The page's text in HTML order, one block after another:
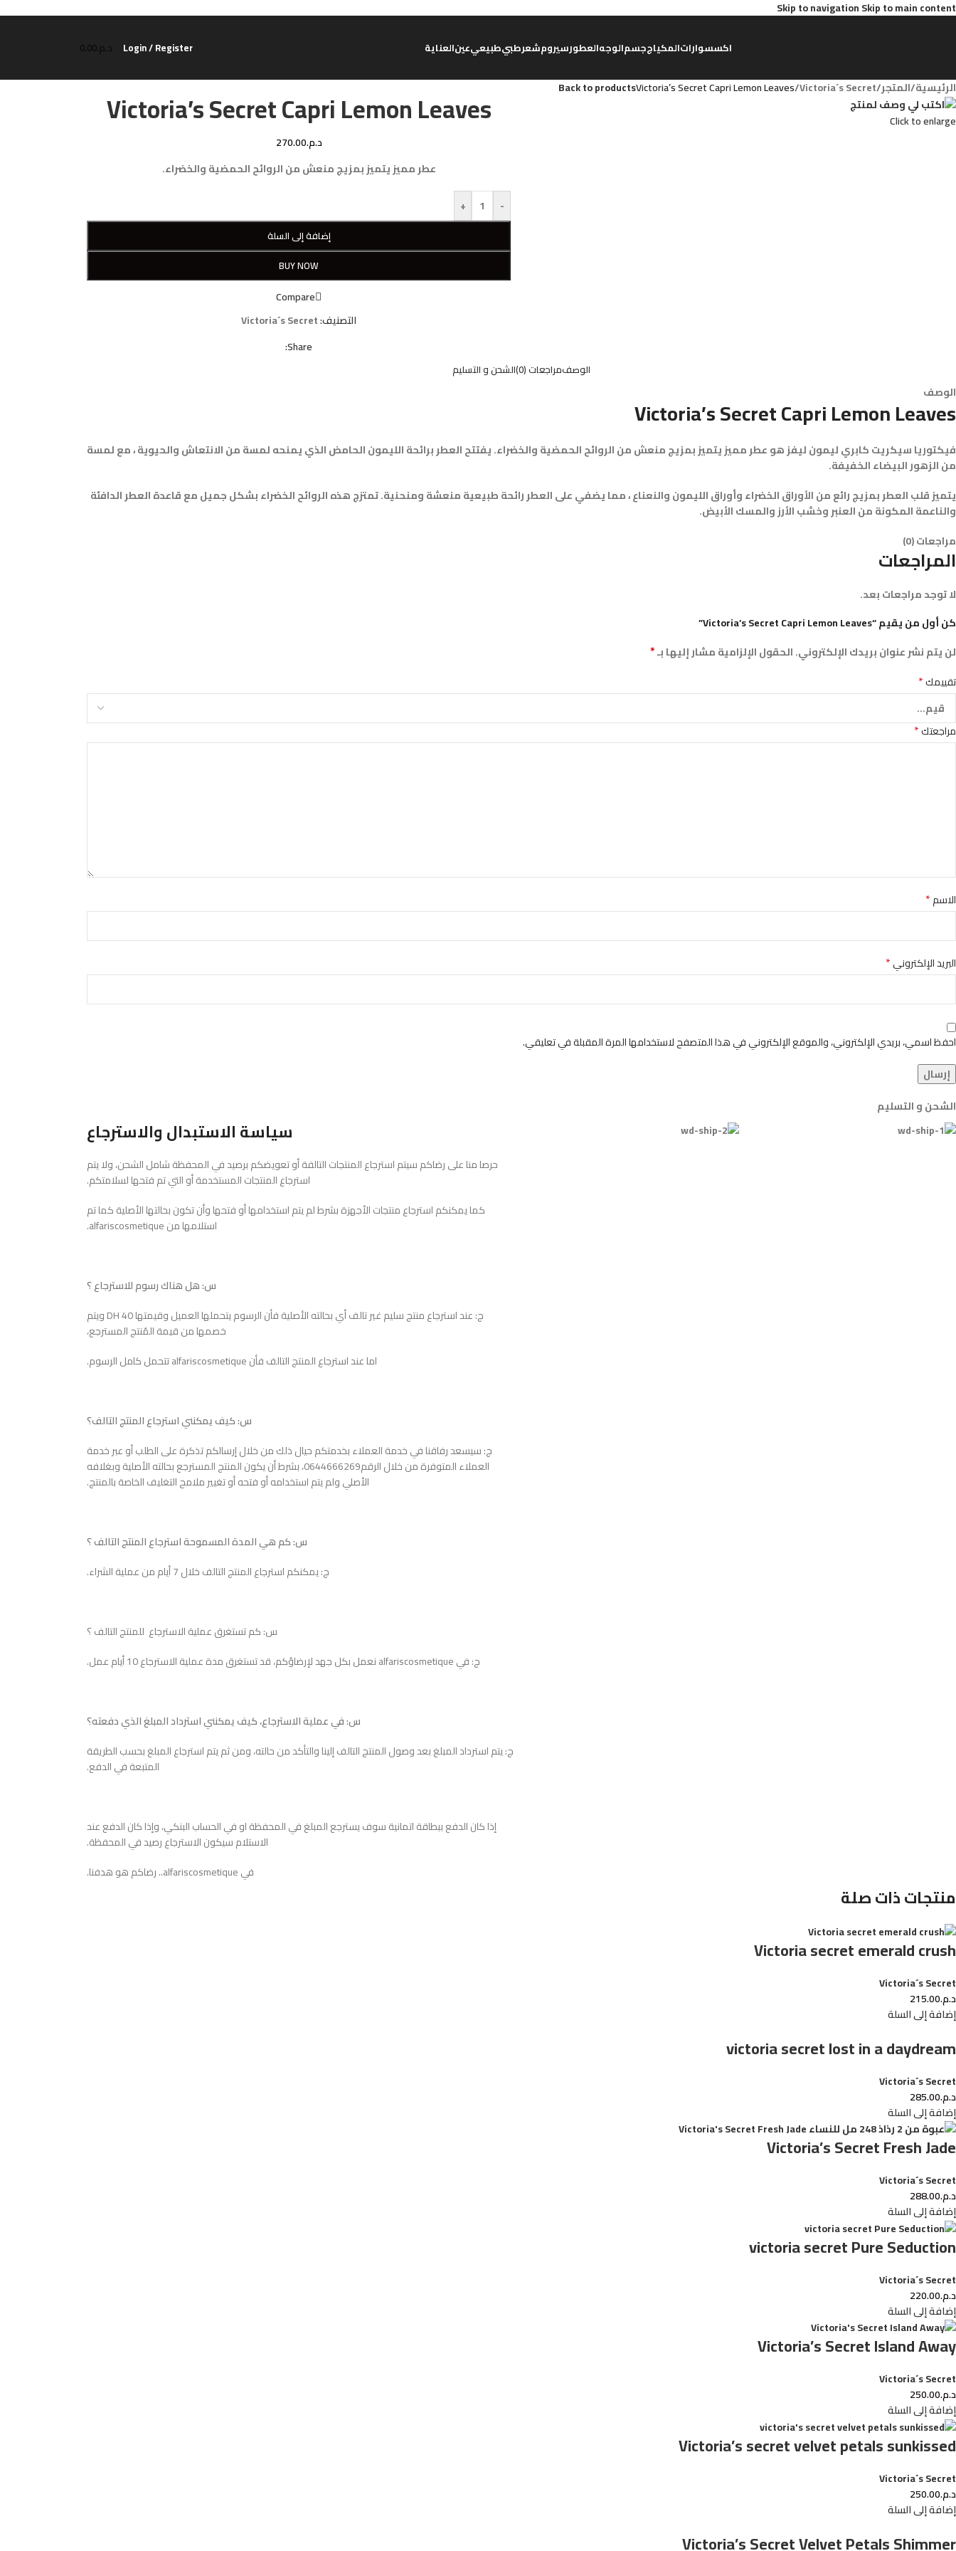
Skip to navigationSkip to main content
اكسسواراتالمكياججسمالوجهالعطورسيرومشعرطبيطبيعيعينالعناية Login / Register د.م.0.00
الرئيسية/المتجر/
Victoria´s Secret
/
Victoria’s Secret Capri Lemon Leaves
Back to products
Click to enlarge
Victoria’s Secret Capri Lemon Leaves
د.م.270.00
عطر مميز يتميز بمزيج منعش من الروائح الحمضية والخضراء.
-
+
إضافة إلى السلة
BUY NOW
Compare
التصنيف:Victoria´s Secret
Share:
الوصفمراجعات (0) الشحن و التسليم
الوصف
Victoria’s Secret Capri Lemon Leaves
فيكتوريا سيكريت كابري ليمون ليفز هو عطر مميز يتميز بمزيج منعش من الروائح الحمضية والخضراء. يفتتح العطر برائحة الليمون الحامض الذي يمنحه لمسة من الانتعاش والحيوية ، مع لمسة
من الزهور البيضاء الخفيفة.
يتميز قلب العطر بمزيج رائع من الأوراق الخضراء وأوراق الليمون والنعناع ، مما يضفي على العطر رائحة طبيعية منعشة ومنحنية. تمتزج هذه الروائح الخضراء بشكل جميل مع قاعدة العطر الدافئة
والناعمة المكونة من العنبر وخشب الأرز والمسك الأبيض.
مراجعات (0)
المراجعات
لا توجد مراجعات بعد.
كن أول من يقيم “Victoria’s Secret Capri Lemon Leaves”
لن يتم نشر عنوان بريدك الإلكتروني.الحقول الإلزامية مشار إليها بـ*
تقييمك*
مراجعتك*
الاسم*
البريد الإلكتروني*
احفظ اسمي، بريدي الإلكتروني، والموقع الإلكتروني في هذا المتصفح لاستخدامها المرة المقبلة في تعليقي.
الشحن و التسليم
سياسة الاستبدال والاسترجاع
حرصا منا على رضاكم سيتم استرجاع المنتجات التالفة أو تعويضكم برصيد في المحفظة شامل الشحن، ولا يتم
استرجاع المنتجات المستخدمة أو التي تم فتحها لسلامتكم.
كما يمكنكم استرجاع منتجات الأجهزة بشرط لم يتم استخدامها أو فتحها وأن تكون بحالتها الأصلية كما تم
استلامها من alfariscosmetique.
س: هل هناك رسوم للاسترجاع ؟
ج: عند استرجاع منتج سليم غير تالف أي بحالته الأصلية فأن الرسوم يتحملها العميل وقيمتها 40 DH ويتم
خصمها من قيمة المُنتج المسترجع،
اما عند استرجاع المنتج التالف فأن alfariscosmetique تتحمل كامل الرسوم.
س: كيف يمكنني استرجاع المنتج التالف؟
ج: سيسعد رفاقنا في خدمة العملاء بخدمتكم حيال ذلك من خلال إرسالكم تذكرة على الطلب أو عبر خدمة
العملاء المتوفرة من خلال الرقم0644666269، بشرط أن يكون المنتج المسترجع بحالته الأصلية وبغلافه
الأصلي ولم يتم استخدامه أو فتحه أو تغيير ملامح التغليف الخاصة بالمنتج.
س: كم هي المدة المسموحة استرجاع المنتج التالف ؟
ج: يمكنكم استرجاع المنتج التالف خلال 7 أيام من عملية الشراء.
س: كم تستغرق عملية الاسترجاع للمنتج التالف ؟
ج: في alfariscosmetique نعمل بكل جهد لإرضاؤكم، قد تستغرق مدة عملية الاسترجاع 10 أيام عمل.
س: في عملية الاسترجاع، كيف يمكنني استرداد المبلغ الذي دفعته؟
ج: يتم استرداد المبلغ بعد وصول المنتج التالف إلينا والتأكد من حالته، ومن ثم يتم استرجاع المبلغ بحسب الطريقة
المتبعة في الدفع.
إذا كان الدفع ببطاقة اتمانية سوف يسترجع المبلغ في المحفظة او في الحساب البنكي، وإذا كان الدفع عند
الاستلام سيكون الاسترجاع رصيد في المحفظة.
في alfariscosmetique.. رضاكم هو هدفنا.
منتجات ذات صلة
Victoria secret emerald crush
Victoria´s Secret
د.م.215.00
إضافة إلى السلة
victoria secret lost in a daydream
Victoria´s Secret
د.م.285.00
إضافة إلى السلة
Victoria’s Secret Fresh Jade
Victoria´s Secret
د.م.288.00
إضافة إلى السلة
victoria secret Pure Seduction
Victoria´s Secret
د.م.220.00
إضافة إلى السلة
Victoria’s Secret Island Away
Victoria´s Secret
د.م.250.00
إضافة إلى السلة
Victoria’s secret velvet petals sunkissed
Victoria´s Secret
د.م.250.00
إضافة إلى السلة
Victoria’s Secret Velvet Petals Shimmer